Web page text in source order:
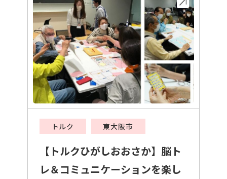
トルク 東大阪市
【トルクひがしおおさか】脳ト
レ＆コミュニケーションを楽し